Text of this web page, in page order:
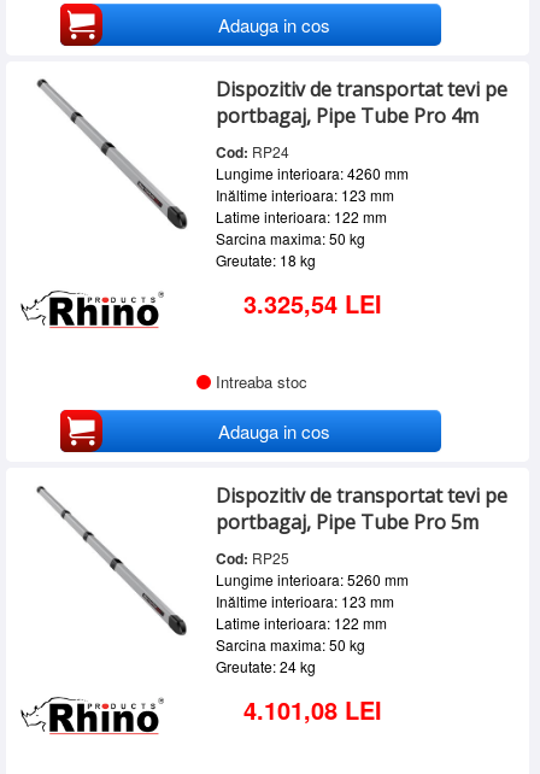
Adauga in cos
Dispozitiv de transportat tevi pe
portbagaj, Pipe Tube Pro 4m
Cod: RP24
Lungime interioara: 4260 mm
Inăltime interioara: 123 mm
Latime interioara: 122 mm
Sarcina maxima: 50 kg
Greutate: 18 kg
3.325,54 LEI
Intreaba stoc
Adauga in cos
Dispozitiv de transportat tevi pe
portbagaj, Pipe Tube Pro 5m
Cod: RP25
Lungime interioara: 5260 mm
Inăltime interioara: 123 mm
Latime interioara: 122 mm
Sarcina maxima: 50 kg
Greutate: 24 kg
4.101,08 LEI